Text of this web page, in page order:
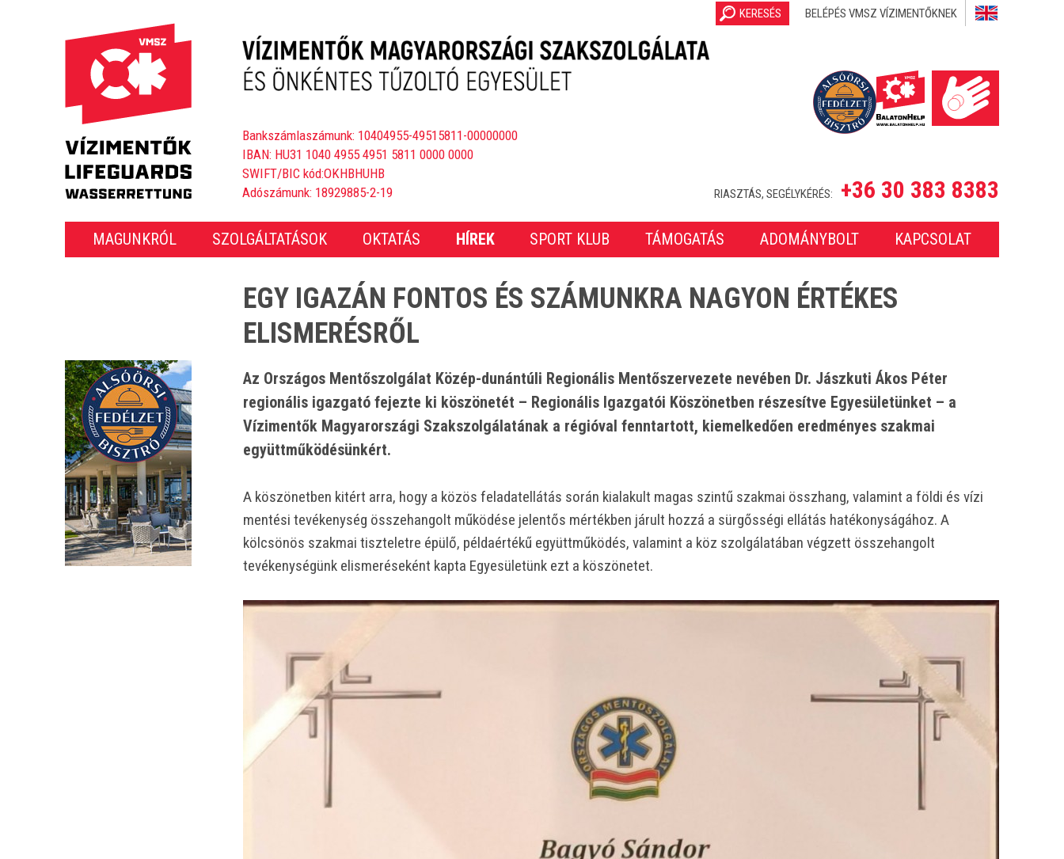
Bankszámlaszámunk: 10404955-49515811-00000000
IBAN: HU31 1040 4955 4951 5811 0000 0000
SWIFT/BIC kód:OKHBHUHB
Adószámunk: 18929885-2-19
KERESÉS BELÉPÉS VMSZ VÍZIMENTŐKNEK
RIASZTÁS, SEGÉLYKÉRÉS: +36 30 383 8383
MAGUNKRÓL SZOLGÁLTATÁSOK OKTATÁS HÍREK SPORT KLUB TÁMOGATÁS ADOMÁNYBOLT KAPCSOLAT
EGY IGAZÁN FONTOS ÉS SZÁMUNKRA NAGYON ÉRTÉKES
ELISMERÉSRŐL
Az Országos Mentőszolgálat Közép-dunántúli Regionális Mentőszervezete nevében Dr. Jászkuti Ákos Péter
regionális igazgató fejezte ki köszönetét – Regionális Igazgatói Köszönetben részesítve Egyesületünket – a
Vízimentők Magyarországi Szakszolgálatának a régióval fenntartott, kiemelkedően eredményes szakmai
együttműködésünkért.
A köszönetben kitért arra, hogy a közös feladatellátás során kialakult magas szintű szakmai összhang, valamint a földi és vízi
mentési tevékenység összehangolt működése jelentős mértékben járult hozzá a sürgősségi ellátás hatékonyságához. A
kölcsönös szakmai tiszteletre épülő, példaértékű együttműködés, valamint a köz szolgálatában végzett összehangolt
tevékenységünk elismeréseként kapta Egyesületünk ezt a köszönetet.